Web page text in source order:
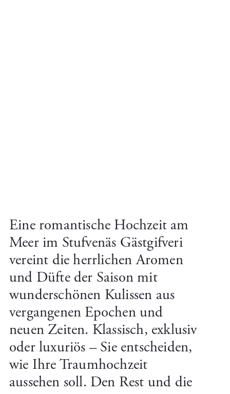
Eine romantische Hochzeit am
Meer im Stufvenäs Gästgifveri
vereint die herrlichen Aromen
und Düfte der Saison mit
wunderschönen Kulissen aus
vergangenen Epochen und
neuen Zeiten. Klassisch, exklusiv
oder luxuriös – Sie entscheiden,
wie Ihre Traumhochzeit
aussehen soll. Den Rest und die